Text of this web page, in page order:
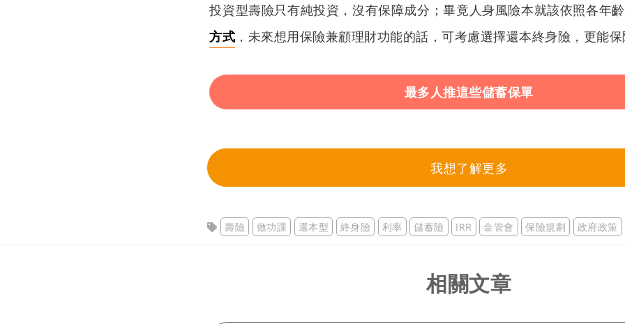
投資型壽險只有純投資，沒有保障成分；畢竟人身風險本就該依照各年
方式 ，未來想用保險兼顧理財功能的話，可考慮選擇還本終身險，更能
最多人推這些儲蓄保單
我想了解更多
壽險 做功課 還本型 終身險 利率 儲蓄險 IRR 金管會 保險規劃 政府政策
相關文章